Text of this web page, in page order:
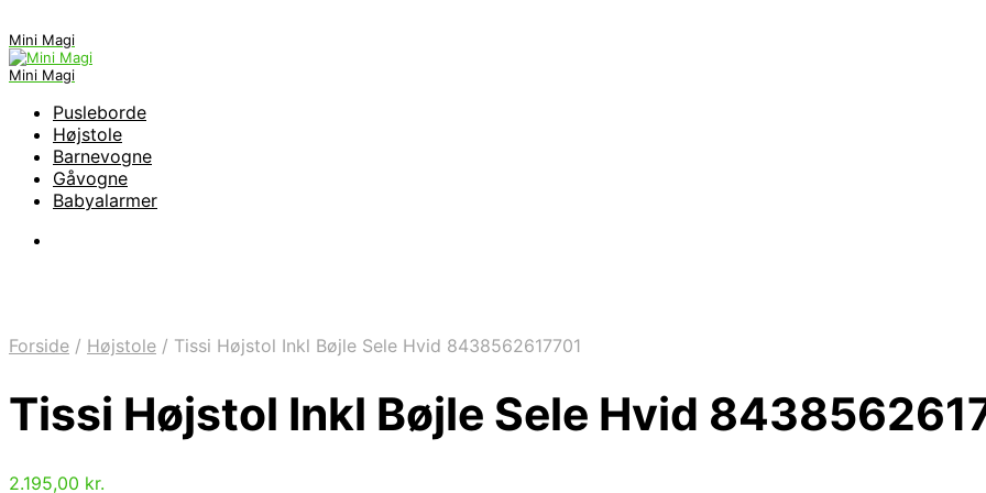
Mini Magi
Mini Magi
Pusleborde
Højstole
Barnevogne
Gåvogne
Babyalarmer
Forside / Højstole / Tissi Højstol Inkl Bøjle Sele Hvid 8438562617701
Tissi Højstol Inkl Bøjle Sele Hvid
2.195,00 kr.